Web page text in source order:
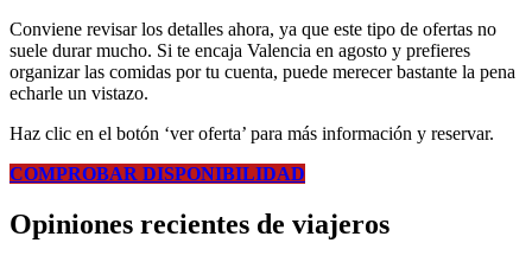
Conviene revisar los detalles ahora, ya que este tipo de ofertas no
suele durar mucho. Si te encaja Valencia en agosto y prefieres
organizar las comidas por tu cuenta, puede merecer bastante la pena
echarle un vistazo.
Haz clic en el botón ‘ver oferta’ para más información y reservar.
COMPROBAR DISPONIBILIDAD
Opiniones recientes de viajeros